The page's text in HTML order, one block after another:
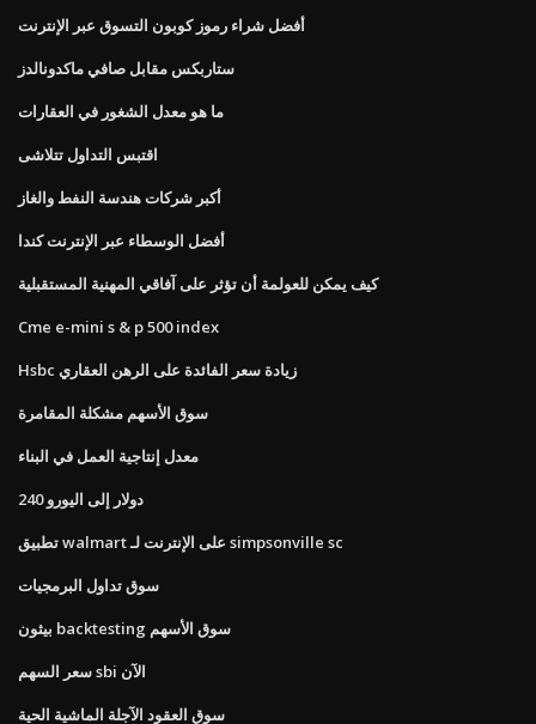
أفضل شراء رموز كوبون التسوق عبر الإنترنت
ستاربكس مقابل صافي ماكدونالدز
ما هو معدل الشغور في العقارات
اقتبس التداول تتلاشى
أكبر شركات هندسة النفط والغاز
أفضل الوسطاء عبر الإنترنت كندا
كيف يمكن للعولمة أن تؤثر على آفاقي المهنية المستقبلية
Cme e-mini s & p 500 index
Hsbc زيادة سعر الفائدة على الرهن العقاري
سوق الأسهم مشكلة المقامرة
معدل إنتاجية العمل في البناء
240 دولار إلى اليورو
تطبيق walmart على الإنترنت لـ simpsonville sc
سوق تداول البرمجيات
بيثون backtesting سوق الأسهم
سعر السهم sbi الآن
سوق العقود الآجلة الماشية الحية